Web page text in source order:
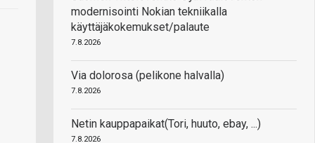
modernisointi Nokian tekniikalla
käyttäjäkokemukset/palaute
7.8.2026
Via dolorosa (pelikone halvalla)
7.8.2026
Netin kauppapaikat(Tori, huuto, ebay, ...)
7.8.2026